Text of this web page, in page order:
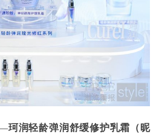
珂润轻龄弹润舒缓修护乳霜（昵